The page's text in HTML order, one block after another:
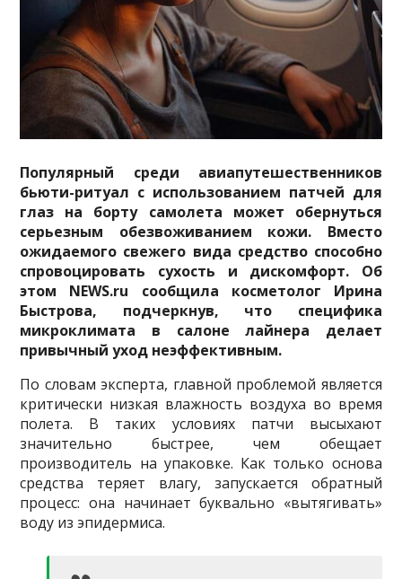
Популярный среди авиапутешественников
бьюти-ритуал с использованием патчей для
глаз на борту самолета может обернуться
серьезным обезвоживанием кожи. Вместо
ожидаемого свежего вида средство способно
спровоцировать сухость и дискомфорт. Об
этом NEWS.ru сообщила косметолог Ирина
Быстрова, подчеркнув, что специфика
микроклимата в салоне лайнера делает
привычный уход неэффективным.
По словам эксперта, главной проблемой является
критически низкая влажность воздуха во время
полета. В таких условиях патчи высыхают
значительно быстрее, чем обещает
производитель на упаковке. Как только основа
средства теряет влагу, запускается обратный
процесс: она начинает буквально «вытягивать»
воду из эпидермиса.